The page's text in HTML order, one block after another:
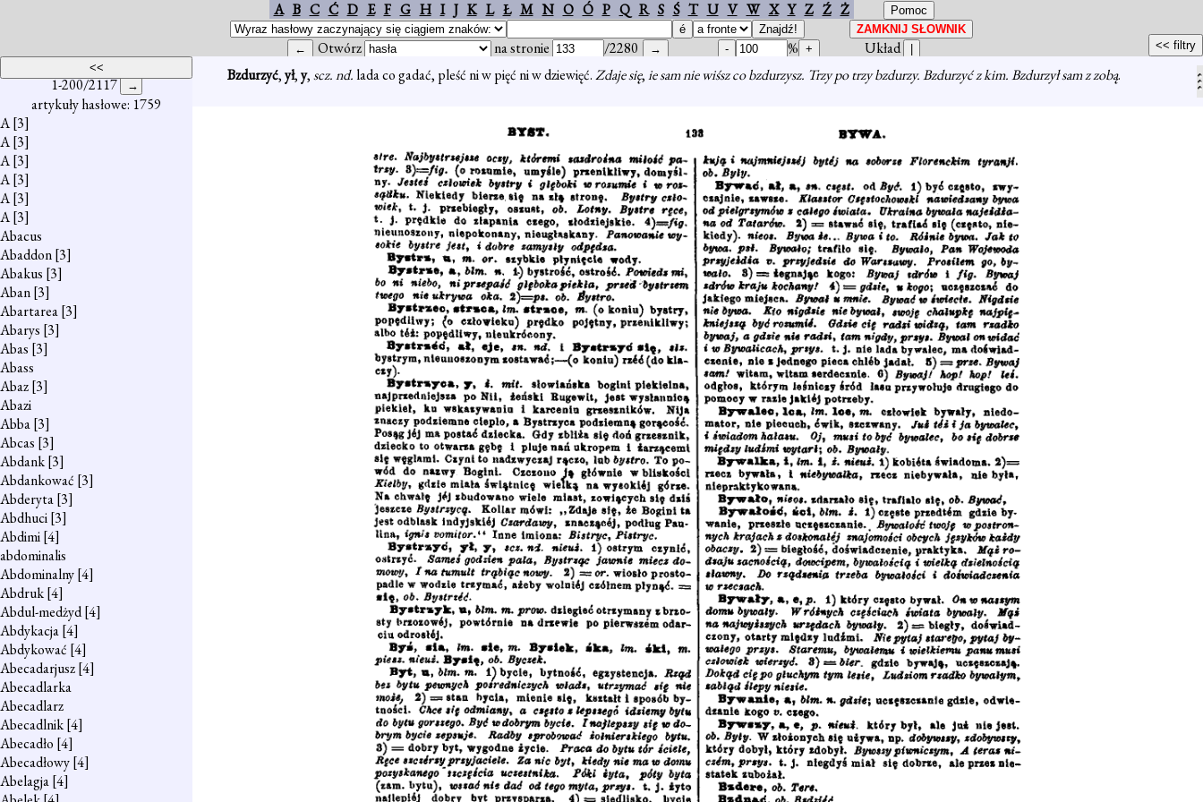
A B C Ć D E F G H I J K L Ł M N O Ó P Q R S Ś T U V W X Y Z Ź Ż
Otwórz na stronie /2280 %
Układ
1-200/2117
artykuły hasłowe: 1759
A[3]
A[3]
A[3]
A[3]
A[3]
A[3]
Abacus
Abaddon[3]
Abakus [3]
Aban[3]
Abartarea[3]
Abarys [3]
Abas [3]
Abass
Abaz[3]
Abazi
Abba[3]
Abcas [3]
Abdank[3]
Abdankować [3]
Abderyta[3]
Abdhuci[3]
Abdimi[4]
abdominalis
Abdominalny[4]
Abdruk[4]
Abdul-medżyd[4]
Abdykacja[4]
Abdykować [4]
Abecadarjusz[4]
Abecadlarka
Abecadlarz
Abecadlnik[4]
Abecadło [4]
Abecadłowy[4]
Abelagja[4]
Bzdurzyć,ył,y,scz. nd. lada co gadać, pleść ni w pięć ni w dziewięć.Zdaje się,ie sam nie wiśsz co bzdurzysz. Trzy po trzy bzdurzy. Bzdurzyć z kim. Bzdurzył sam z zobą.